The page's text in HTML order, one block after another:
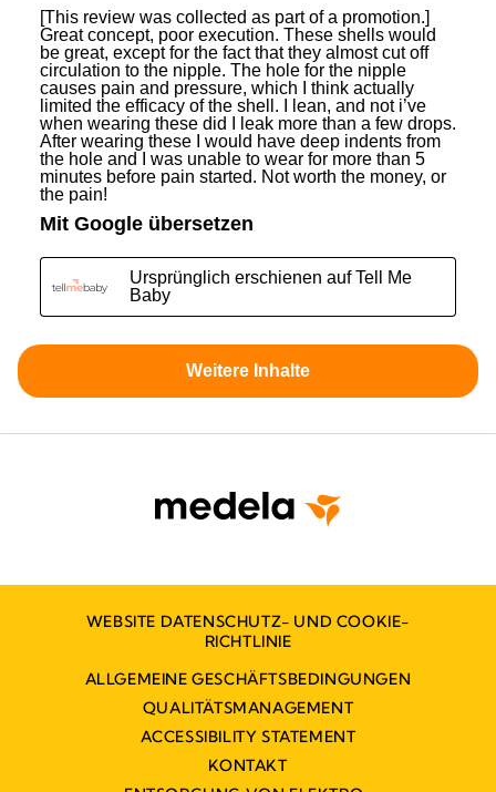
WEBSITE DATENSCHUTZ- UND COOKIE-
RICHTLINIE
ALLGEMEINE GESCHÄFTSBEDINGUNGEN
QUALITÄTSMANAGEMENT
ACCESSIBILITY STATEMENT
KONTAKT